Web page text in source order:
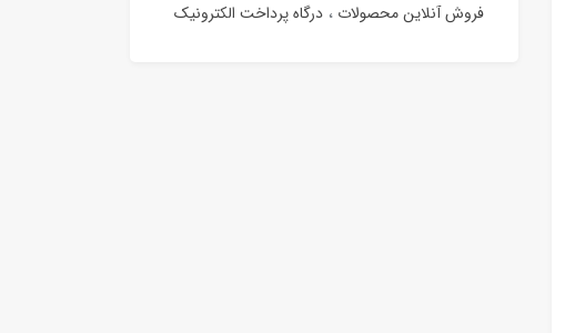
فروش آنلاین محصولات
درگاه پرداخت الکترونیک